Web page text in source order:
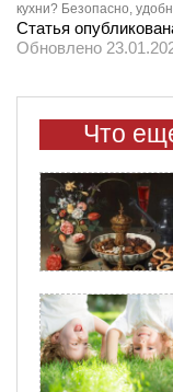
кухни? Безопасно,
Статья
Обновлено
Что